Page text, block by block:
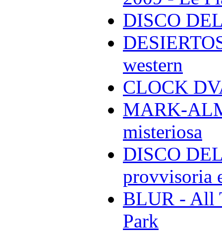
DISCO
western
CLOCK
MARK-
misteriosa
DISCO
provvisoria
BLUR - All
Park